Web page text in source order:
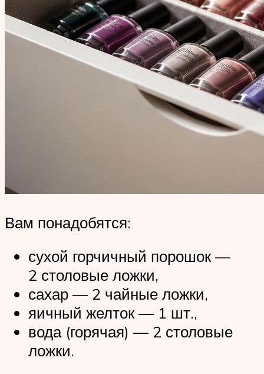
Вам понадобятся:
сухой горчичный порошок —
2 столовые ложки,
сахар — 2 чайные ложки,
яичный желток — 1 шт.,
вода (горячая) — 2 столовые
ложки.